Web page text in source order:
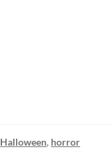
Halloween, horror